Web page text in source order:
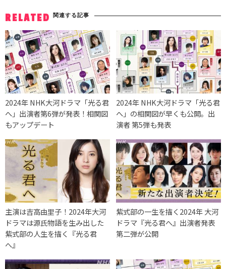
RELATED 関連する記事
2024年 NHK大河ドラマ「光る君
へ」出演者第6弾が発表！相関図
もアップデート
2024年 NHK大河ドラマ「光る君
へ」の相関図が早くも公開。出
演者 第5弾も発表
主演は吉高由里子！2024年大河
ドラマは源氏物語を生み出した
紫式部の人生を描く『光る君
へ』
紫式部の一生を描く2024年 大河
ドラマ『光る君へ』出演者発表
第二弾が公開